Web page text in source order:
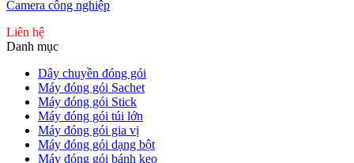
Camera công nghiệp
Liên hệ
Danh mục
Dây chuyền đóng gói
Máy đóng gói Sachet
Máy đóng gói Stick
Máy đóng gói túi lớn
Máy đóng gói gia vị
Máy đóng gói dạng bột
Máy đóng gói bánh kẹo